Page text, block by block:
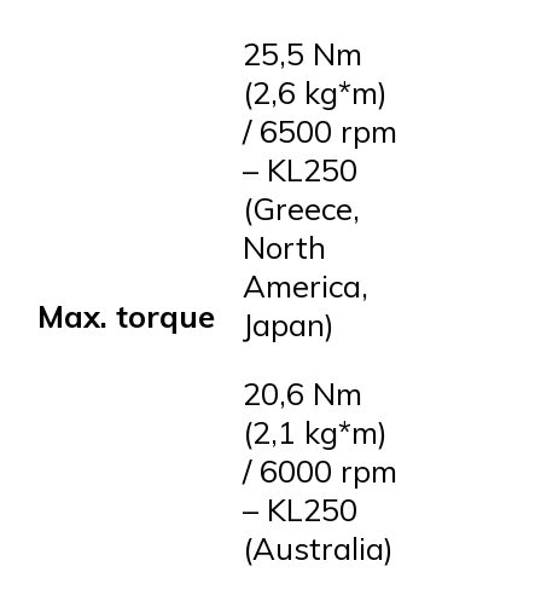
Max. torque
25,5 Nm
(2,6 kg*m)
/ 6500 rpm
– KL250
(Greece,
North
America,
Japan)
20,6 Nm
(2,1 kg*m)
/ 6000 rpm
– KL250
(Australia)